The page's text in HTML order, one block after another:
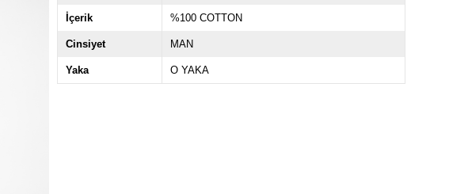
İçerik %100 COTTON
Cinsiyet MAN
Yaka O YAKA